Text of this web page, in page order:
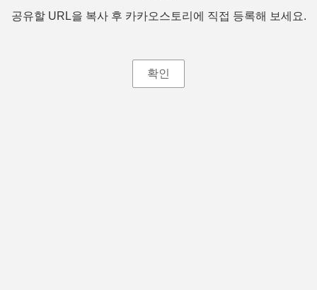
공유할 URL을 복사 후 카카오스토리에 직접 등록해 보세요.
확인